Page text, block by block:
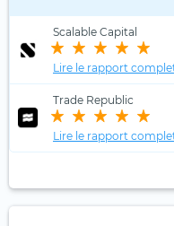
Scalable Capital
Lire le rapport
Trade Republic
Lire le rapport